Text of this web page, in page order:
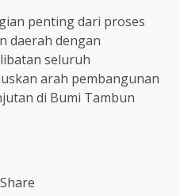
penting dari proses
daerah dengan
seluruh
arah pembangunan
di Bumi Tambun
Copy
Share